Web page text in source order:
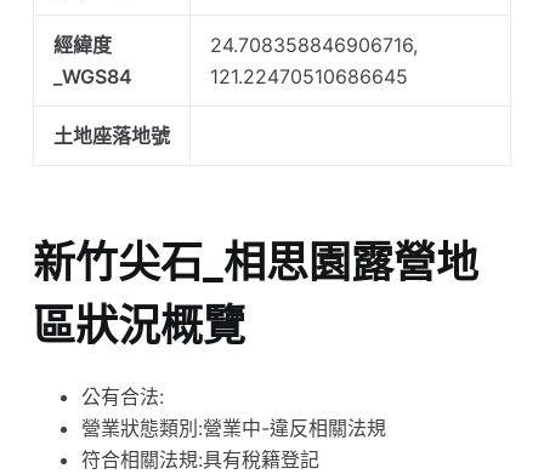
經緯度
_WGS84
24.708358846906716,
121.22470510686645
土地座落地號
新竹尖石_相思園露營地
區狀況概覽
公有合法:
營業狀態類別:營業中-違反相關法規
符合相關法規:具有稅籍登記